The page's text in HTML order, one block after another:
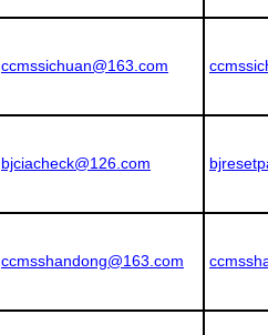
ccmssichuan@163.com
bjciacheck@126.com
ccmsshandong@163.com